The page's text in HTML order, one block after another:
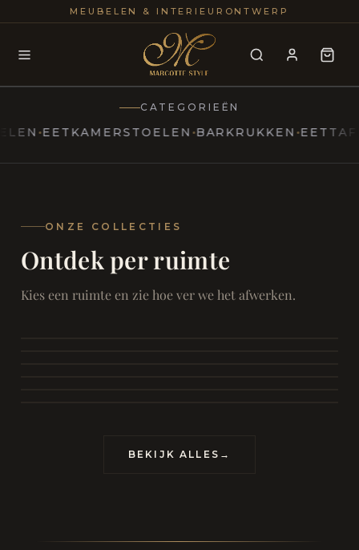
MEUBELEN & INTERIEURONTWERP
Modern
Marcottestyle Living
25+
CATEGORIEËN
EETKAMERSTOELEN BARKRUKKEN EETTAFELS
ONZE COLLECTIES
Ontdek per ruimte
Kies een ruimte en zie hoe ver we het afwerken.
SAMEN ONTSPANNEN
Woonkamer
Eetkamer
RUST EN RETRAITE
BEKIJK ALLES →